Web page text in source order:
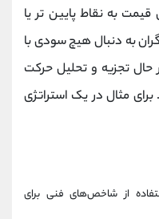
به نقاط پایین تر یا
به دنبال هیچ سودی با
حال تجزیه و تحلیل حرکت
مثال در یک استراتژی
از شاخص‌های فنی برای